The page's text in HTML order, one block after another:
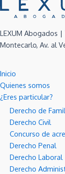
LEXUM Abogados
Montecarlo, Av. al
Inicio
Quienes somos
¿Eres particular?
Derecho de
Derecho Civil
Concurso de
Derecho Penal
Derecho Laboral
Derecho